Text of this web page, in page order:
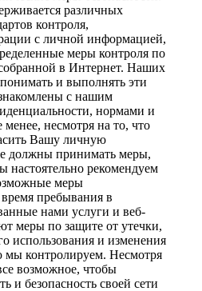
различных
контроля,
с личной информацией,
меры контроля по
в Интернет. Наших
и выполнять эти
с нашим
нормами и
несмотря на то, что
Вашу личную
должны принимать меры,
настоятельно рекомендуем
меры
пребывания в
нами услуги и веб-
меры по защите от утечки,
использования и изменения
контролируем. Несмотря
возможное, чтобы
и безопасность своей сети